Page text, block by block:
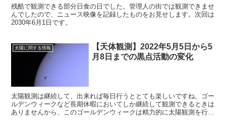
残酷で観測できる部分日食の日でした。管理人の街では観測できませ
んでしたので、ニュース映像を記録したものをお見せします。次回は
2030年6月1日です。
太陽に関する情報
【天体観測】2022年5月5日から5
月8日までの黒点活動の変化
太陽観測は継続して、出来れば毎日行うととても楽しいですね。ゴー
ルデンウィークなど長期休暇においてしか継続して観測できるときは
ありませんから、このゴールデンウィークは精力的に太陽観測を行い